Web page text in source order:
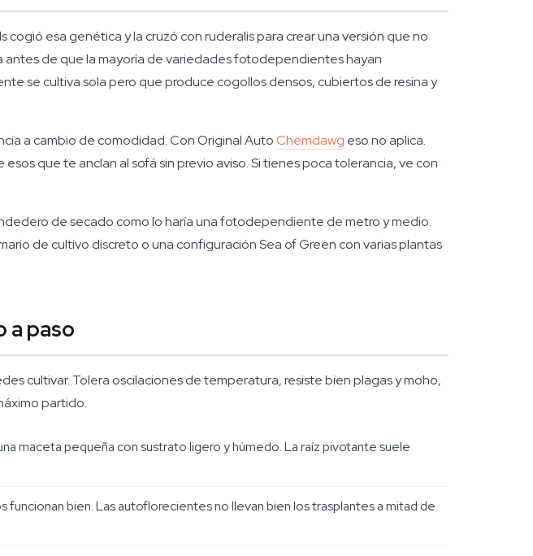
esa genética y la cruzó con ruderalis para crear una versión que no
de que la mayoría de variedades fotodependientes hayan
se cultiva sola pero que produce cogollos densos, cubiertos de resina y
a cambio de comodidad. Con Original AutoChemdawg eso no aplica.
que te anclan al sofá sin previo aviso. Si tienes poca tolerancia, ve con
de secado como lo haría una fotodependiente de metro y medio.
de cultivo discreto o una configuración Sea of Green con varias plantas
a paso
cultivar. Tolera oscilaciones de temperatura, resiste bien plagas y moho,
partido.
maceta pequeña con sustrato ligero y húmedo. La raíz pivotante suele
funcionan bien. Las autoflorecientes no llevan bien los trasplantes a mitad de